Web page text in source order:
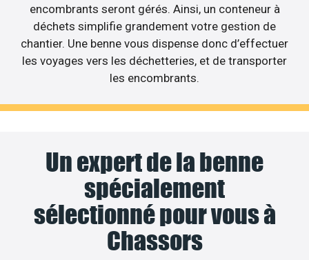
encombrants seront gérés. Ainsi, un conteneur à
déchets simplifie grandement votre gestion de
chantier. Une benne vous dispense donc d’effectuer
les voyages vers les déchetteries, et de transporter
les encombrants.
Un expert de la benne
spécialement
sélectionné pour vous à
Chassors